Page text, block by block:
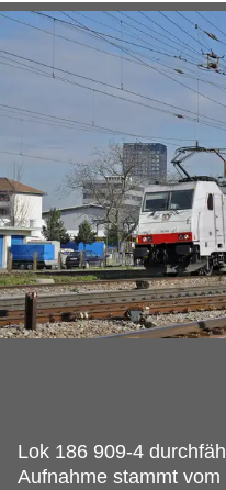
Lok 186 909-4
Aufnahme stammt vom